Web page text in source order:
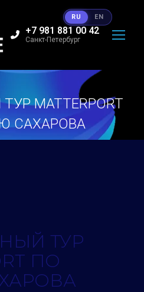
+7 981 881 00 42
Санкт-Петербург
MATTERPORT
САХАРОВА
Вы здесь:
ТУР
ПО
RU EN